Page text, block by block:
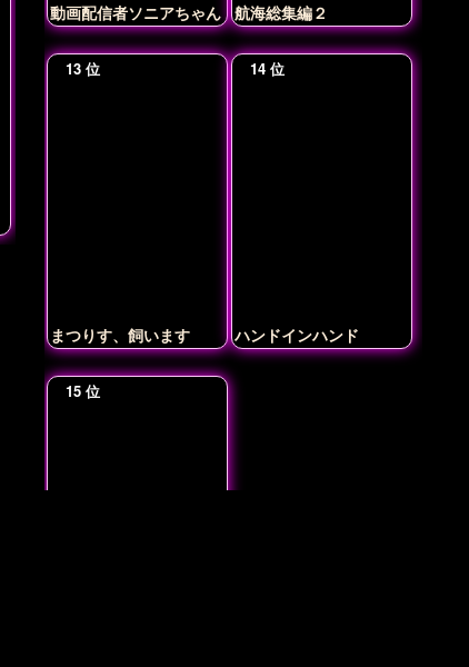
動画配信者ソニアちゃん 航海総集編２
まつりす、飼います ハンドインハンド